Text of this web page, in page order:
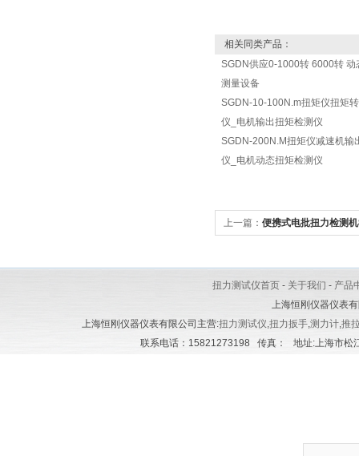
相关同类产品：
SGDN供应0-1000转 6000转 动
测量设备
SGDN-10-100N.m扭矩仪扭矩
仪_电机输出扭矩检测仪
SGDN-200N.M扭矩仪减速机输
仪_电机动态扭矩检测仪
上一篇： 便携式电批扭力检测
扭力测试仪首页 - 关于我们 - 产品
上海恒刚仪器仪表
上海恒刚仪器仪表有限公司主营:扭力测试仪,扭力扳手,测力计,推
联系电话：15821273198 传真： 地址:上海市